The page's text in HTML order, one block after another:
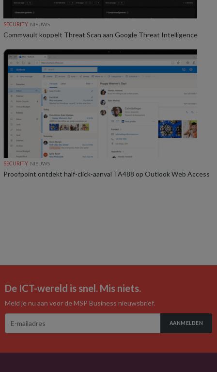
SECURITY NIEUWS
Commvault koppelt Threat Scan aan Google Threat Intelligence
SECURITY NIEUWS
Proofpoint ontdekt half-click-aanval TA488 op Outlook Web Access
De ICT-wereld is snel. Mis niets.
Meld je nu aan voor de MSP Business nieuwsbrief.
AANMELDEN